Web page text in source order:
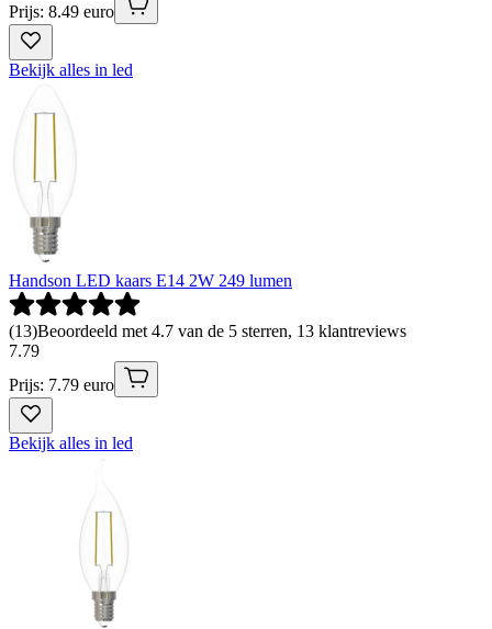
Prijs: 8.49 euro
Bekijk alles in led
Handson LED kaars E14 2W 249 lumen
(13)Beoordeeld met 4.7 van de 5 sterren, 13 klantreviews
7.79
Prijs: 7.79 euro
Bekijk alles in led